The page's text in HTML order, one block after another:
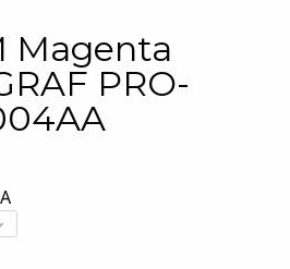
Magenta
PRO-